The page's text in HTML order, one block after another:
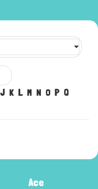
J K L M N O P Q
Ace